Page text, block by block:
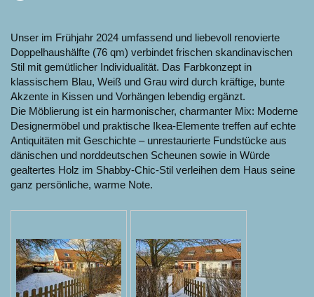
Unser im Frühjahr 2024 umfassend und liebevoll renovierte
Doppelhaushälfte (76 qm) verbindet frischen skandinavischen
Stil mit gemütlicher Individualität. Das Farbkonzept in
klassischem Blau, Weiß und Grau wird durch kräftige, bunte
Akzente in Kissen und Vorhängen lebendig ergänzt.
Die Möblierung ist ein harmonischer, charmanter Mix: Moderne
Designermöbel und praktische Ikea-Elemente treffen auf echte
Antiquitäten mit Geschichte – unrestaurierte Fundstücke aus
dänischen und norddeutschen Scheunen sowie in Würde
gealtertes Holz im Shabby-Chic-Stil verleihen dem Haus seine
ganz persönliche, warme Note.